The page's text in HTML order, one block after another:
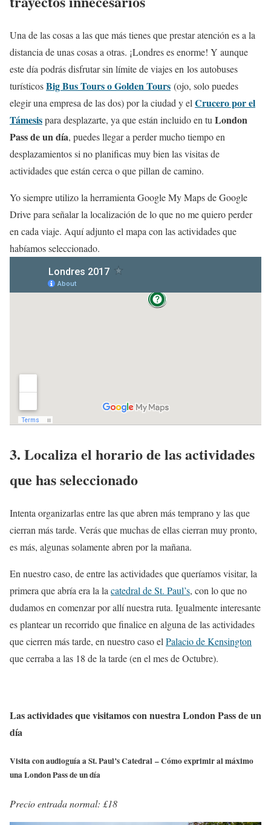
Una de las cosas a las que más tienes que prestar atención es a la
distancia de unas cosas a otras. ¡Londres es enorme! Y aunque
este día podrás disfrutar sin límite de viajes en los autobuses
turísticosBig Bus Tours o Golden Tours (ojo, solo puedes
elegir una empresa de las dos) por la ciudad y el Crucero por el
Támesispara desplazarte, ya que están incluido en tu London
Pass de un día, puedes llegar a perder mucho tiempo en
desplazamientos si no planificas muy bien las visitas de
actividades que están cerca o que pillan de camino.
Yo siempre utilizo la herramienta Google My Maps de Google
Drive para señalar la localización de lo que no me quiero perder
en cada viaje. Aquí adjunto el mapa con las actividades que
habíamos seleccionado.
3. Localiza el horario de las actividades
que has seleccionado
Intenta organizarlas entre las que abren más temprano y las que
cierran más tarde. Verás que muchas de ellas cierran muy pronto,
es más, algunas solamente abren por la mañana.
En nuestro caso, de entre las actividades que queríamos visitar, la
primera que abría era la lacatedral de St. Paul’s, con lo que no
dudamos en comenzar por allí nuestra ruta. Igualmente interesante
es plantear un recorrido que finalice en alguna de las actividades
que cierren más tarde, en nuestro caso elPalacio de Kensington
que cerraba a las 18 de la tarde (en el mes de Octubre).
Las actividades que visitamos con nuestra London Pass de un
día
Visita con audioguía a St. Paul’s Catedral – Cómo exprimir al máximo
una London Pass de un día
Precio entrada normal: £18